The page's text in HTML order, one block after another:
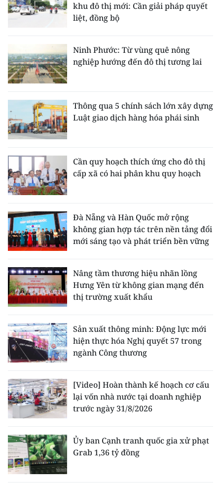
khu đô thị mới: Cần giải pháp quyết
liệt, đồng bộ
Ninh Phước: Từ vùng quê nông
nghiệp hướng đến đô thị tương lai
Thông qua 5 chính sách lớn xây dựng
Luật giao dịch hàng hóa phái sinh
Cần quy hoạch thích ứng cho đô thị
cấp xã có hai phân khu quy hoạch
Đà Nẵng và Hàn Quốc mở rộng
không gian hợp tác trên nền tảng đổi
mới sáng tạo và phát triển bền vững
Nâng tầm thương hiệu nhãn lồng
Hưng Yên từ không gian mạng đến
thị trường xuất khẩu
Sản xuất thông minh: Động lực mới
hiện thực hóa Nghị quyết 57 trong
ngành Công thương
[Video] Hoàn thành kế hoạch cơ cấu
lại vốn nhà nước tại doanh nghiệp
trước ngày 31/8/2026
Ủy ban Cạnh tranh quốc gia xử phạt
Grab 1,36 tỷ đồng